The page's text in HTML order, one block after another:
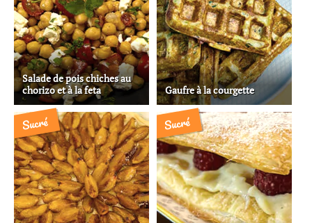
Salade de pois chiches au
chorizo et à la feta
Gaufre à la courgette
Sucré Sucré